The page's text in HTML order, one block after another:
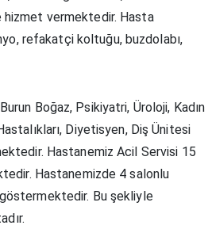
hizmet vermektedir. Hasta
refakatçi koltuğu, buzdolabı,
Boğaz, Psikiyatri, Üroloji, Kadın
Diyetisyen, Diş Ünitesi
Hastanemiz Acil Servisi 15
Hastanemizde 4 salonlu
Bu şekliyle